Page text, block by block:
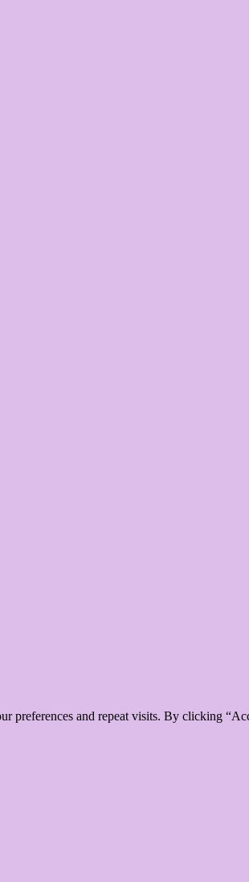
preferences and repeat visits. By clicking